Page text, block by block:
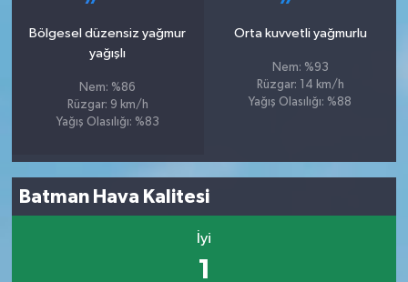
Bölgesel düzensiz yağmur
yağışlı
Nem: %86
Rüzgar: 9 km/h
Yağış Olasılığı: %83
Orta kuvvetli yağmurlu
Nem: %93
Rüzgar: 14 km/h
Yağış Olasılığı: %88
Batman Hava Kalitesi
İyi
1